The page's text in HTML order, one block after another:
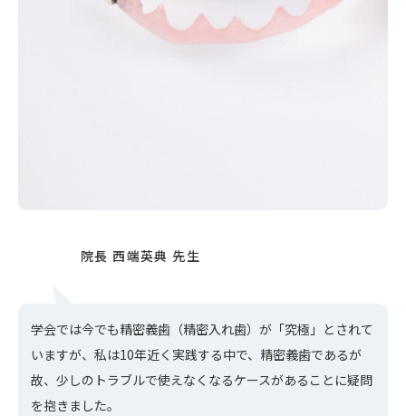
学会では今でも精密義歯（精密入れ歯）が「究極」とされて
いますが、私は10年近く実践する中で、精密義歯であるが
故、少しのトラブルで使えなくなるケースがあることに疑問
を抱きました。